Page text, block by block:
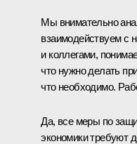
Мы внимательно
взаимодействуем с
и коллегами,
что нужно делать
что необходимо.
Да, все меры по
экономики требуют